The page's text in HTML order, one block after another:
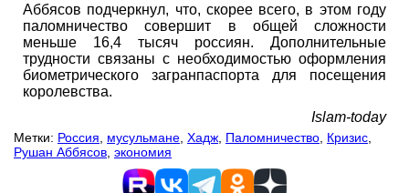
Аббясов подчеркнул, что, скорее всего, в этом году
паломничество совершит в общей сложности
меньше 16,4 тысяч россиян. Дополнительные
трудности связаны с необходимостью оформления
биометрического загранпаспорта для посещения
королевства.
Islam-today
Метки: Россия мусульмане Хадж Паломничество Кризис
Рушан Аббясов экономия